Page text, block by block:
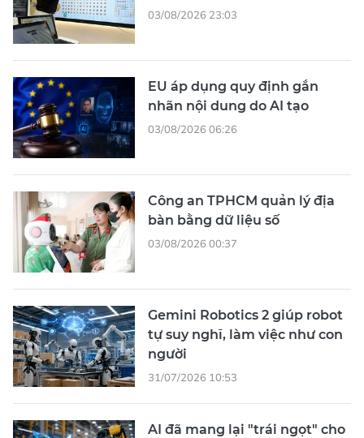
03/08/2026 23:03
EU áp dụng quy định gắn
nhãn nội dung do AI tạo
03/08/2026 06:26
Công an TPHCM quản lý địa
bàn bằng dữ liệu số
03/08/2026 00:37
Gemini Robotics 2 giúp robot
tự suy nghĩ, làm việc như con
người
31/07/2026 10:53
AI đã mang lại "trái ngọt" cho